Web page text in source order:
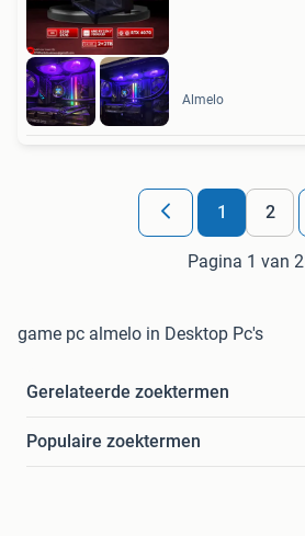
Almelo
1 2
Pagina 1 van 2
game pc almelo in Desktop Pc's
Gerelateerde zoektermen
Populaire zoektermen